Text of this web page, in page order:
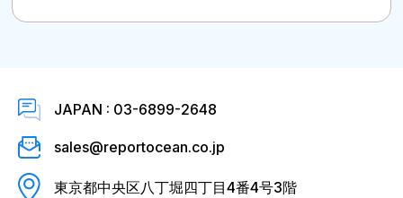
JAPAN : 03-6899-2648
sales@reportocean.co.jp
東京都中央区八丁堀四丁目4番4号3階